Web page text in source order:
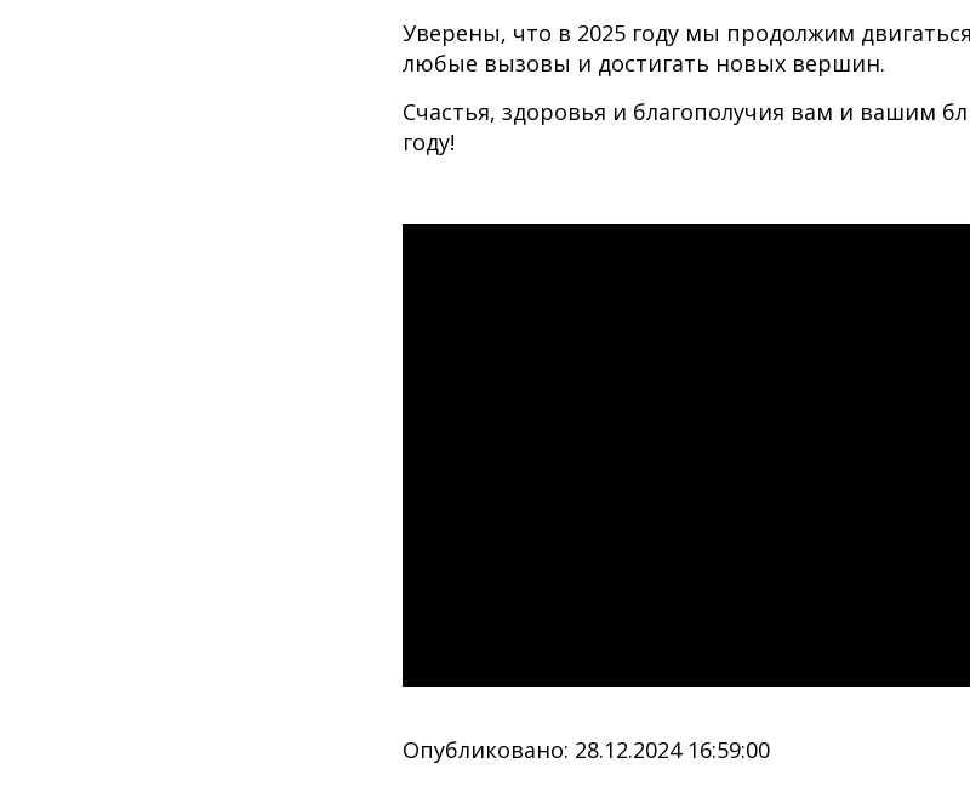
Уверены, что в 2025 году мы продолжим
любые вызовы и достигать новых вершин.
Счастья, здоровья и благополучия вам и вашим
году!
Опубликовано: 28.12.2024 16:59:00